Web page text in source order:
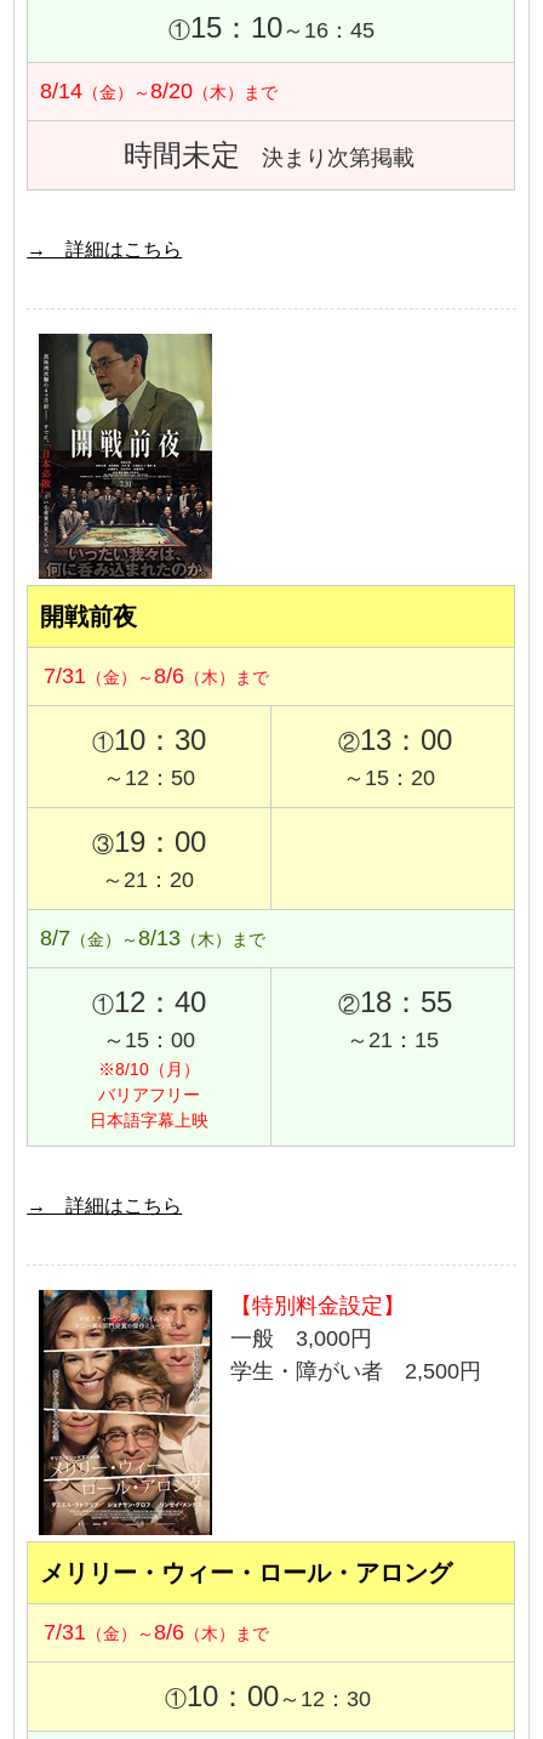
①15：10～16：45
8/14 （金）～8/20 （木）まで
時間未定 決まり次第掲載
→ 詳細はこちら
開戦前夜
7/31 （金）～8/6 （木）まで
①10：30
～12：50
②13：00
～15：20
③19：00
～21：20
8/7 （金）～8/13 （木）まで
①12：40
～15：00
※8/10（月）
バリアフリー
日本語字幕上映
②18：55
～21：15
→ 詳細はこちら
【特別料金設定】
一般 3,000円
学生・障がい者 2,500円
メリリー・ウィー・ロール・アロング
7/31 （金）～8/6 （木）まで
①10：00～12：30